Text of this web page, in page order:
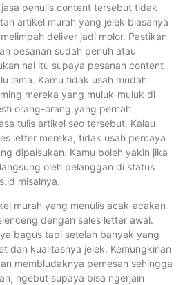
penulis content tersebut tidak
artikel murah yang jelek biasanya
deliver jadi molor. Pastikan
pesanan sudah penuh atau
hal itu supaya pesanan content
lama. Kamu tidak usah mudah
mereka yang muluk-muluk di
orang-orang yang pernah
tulis artikel seo tersebut. Kalau
letter mereka, tidak usah percaya
dipalsukan. Kamu boleh yakin jika
oleh pelanggan di status
misalnya.
murah yang menulis acak-acakan
dengan sales letter awal.
bagus tapi setelah banyak yang
dan kualitasnya jelek. Kemungkinan
membludaknya pemesan sehingga
ngebut supaya bisa ngerjain